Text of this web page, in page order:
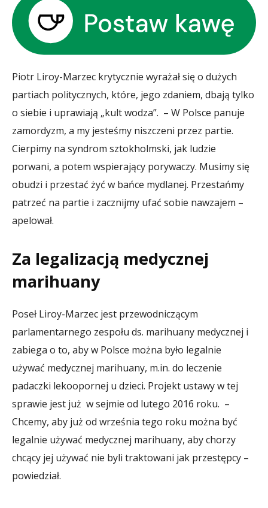
Piotr Liroy-Marzec krytycznie wyrażał się o dużych
partiach politycznych, które, jego zdaniem, dbają tylko
o siebie i uprawiają „kult wodza”. – W Polsce panuje
zamordyzm, a my jesteśmy niszczeni przez partie.
Cierpimy na syndrom sztokholmski, jak ludzie
porwani, a potem wspierający porywaczy. Musimy się
obudzi i przestać żyć w bańce mydlanej. Przestańmy
patrzeć na partie i zacznijmy ufać sobie nawzajem –
apelował.
Za legalizacją medycznej
marihuany
Poseł Liroy-Marzec jest przewodniczącym
parlamentarnego zespołu ds. marihuany medycznej i
zabiega o to, aby w Polsce można było legalnie
używać medycznej marihuany, m.in. do leczenie
padaczki lekoopornej u dzieci. Projekt ustawy w tej
sprawie jest już w sejmie od lutego 2016 roku. –
Chcemy, aby już od września tego roku można być
legalnie używać medycznej marihuany, aby chorzy
chcący jej używać nie byli traktowani jak przestępcy –
powiedział.